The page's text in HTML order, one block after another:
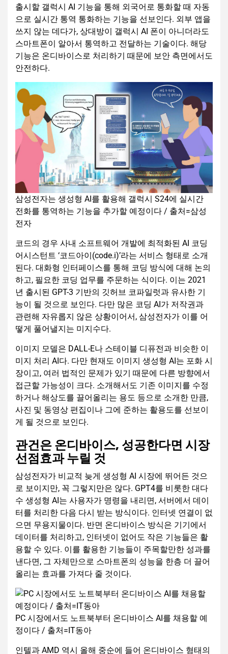
출시할 갤럭시 AI 기능을 통해 외국어로 통화할 때 자동
으로 실시간 통역 통화하는 기능을 선보인다. 외부 앱을
쓰지 않는 데다가, 상대방이 갤럭시 AI 폰이 아니더라도
스마트폰이 알아서 통역하고 전달하는 기술이다. 해당
기능은 온디바이스로 처리하기 때문에 보안 측면에서도
안전하다.
삼성전자는 생성형 AI를 활용해 갤럭시 S24에 실시간
전화를 통역하는 기능을 추가할 예정이다 / 출처=삼성
전자
코드의 경우 사내 소프트웨어 개발에 최적화된 AI 코딩
어시스턴트 ‘코드아이(code.i)’라는 서비스 형태로 소개
된다. 대화형 인터페이스를 통해 코딩 방식에 대해 논의
하고, 필요한 코딩 업무를 주문하는 식이다. 이는 2021
년 출시된 GPT-3 기반의 깃허브 코파일럿과 유사한 기
능이 될 것으로 보인다. 다만 많은 코딩 AI가 저작권과
관련해 자유롭지 않은 상황이어서, 삼성전자가 이를 어
떻게 풀어낼지는 미지수다.
이미지 모델은 DALL-E나 스테이블 디퓨전과 비슷한 이
미지 처리 AI다. 다만 현재도 이미지 생성형 AI는 포화 시
장이고, 여러 법적인 문제가 있기 때문에 다른 방향에서
접근할 가능성이 크다. 소개해서도 기존 이미지를 수정
하거나 해상도를 끌어올리는 용도 등으로 소개한 만큼,
사진 및 동영상 편집이나 그에 준하는 활용도를 선보이
게 될 것으로 보인다.
관건은 온디바이스, 성공한다면 시장
선점효과 누릴 것
삼성전자가 비교적 늦게 생성형 AI 시장에 뛰어든 것으
로 보이지만, 꼭 그렇지만은 않다. GPT4를 비롯한 대다
수 생성형 AI는 사용자가 명령을 내리면, 서버에서 데이
터를 처리한 다음 다시 받는 방식이다. 인터넷 연결이 없
으면 무용지물이다. 반면 온디바이스 방식은 기기에서
데이터를 처리하고, 인터넷이 없어도 작은 기능들은 활
용할 수 있다. 이를 활용한 기능들이 주목할만한 성과를
낸다면, 그 자체만으로 스마트폰의 성능을 한층 더 끌어
올리는 효과를 가져다 줄 것이다.
PC 시장에서도 노트북부터 온디바이스 AI를 채용할 예
정이다 / 출처=IT동아
인텔과 AMD 역시 올해 중순에 들어 온디바이스 형태의